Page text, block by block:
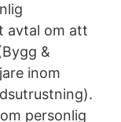
avtal om att
&
inom
personlig